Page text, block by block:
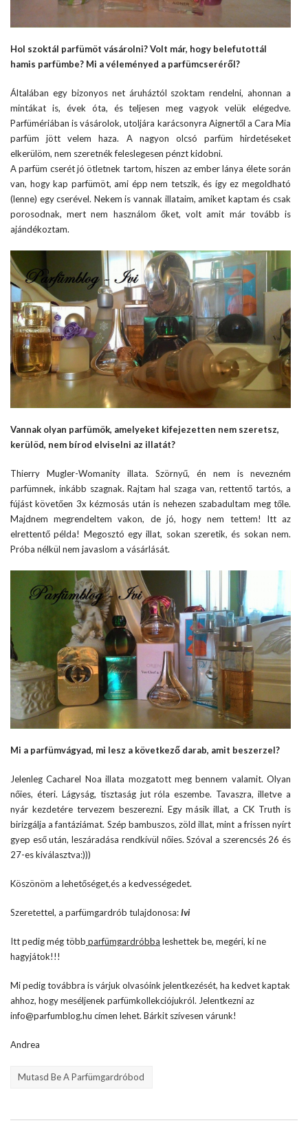
Hol szoktál parfümöt vásárolni? Volt már, hogy belefutottál
hamis parfümbe? Mi a véleményed a parfümcseréről?
Általában egy bizonyos net áruháztól szoktam rendelni, ahonnan a
mintákat is, évek óta, és teljesen meg vagyok velük elégedve.
Parfümériában is vásárolok, utoljára karácsonyra Aignertől a Cara Mia
parfüm jött velem haza. A nagyon olcsó parfüm hirdetéseket
elkerülöm, nem szeretnék feleslegesen pénzt kidobni.
A parfüm cserét jó ötletnek tartom, hiszen az ember lánya élete során
van, hogy kap parfümöt, ami épp nem tetszik, és így ez megoldható
(lenne) egy cserével. Nekem is vannak illataim, amiket kaptam és csak
porosodnak, mert nem használom őket, volt amit már tovább is
ajándékoztam.
Vannak olyan parfümök, amelyeket kifejezetten nem szeretsz,
kerülöd, nem bírod elviselni az illatát?
Thierry Mugler-Womanity illata. Szörnyű, én nem is nevezném
parfümnek, inkább szagnak. Rajtam hal szaga van, rettentő tartós, a
fújást követően 3x kézmosás után is nehezen szabadultam meg tőle.
Majdnem megrendeltem vakon, de jó, hogy nem tettem! Itt az
elrettentő példa! Megosztó egy illat, sokan szeretik, és sokan nem.
Próba nélkül nem javaslom a vásárlását.
Mi a parfümvágyad, mi lesz a következő darab, amit beszerzel?
Jelenleg Cacharel Noa illata mozgatott meg bennem valamit. Olyan
nőies, éteri. Lágyság, tisztaság jut róla eszembe. Tavaszra, illetve a
nyár kezdetére tervezem beszerezni. Egy másik illat, a CK Truth is
birizgálja a fantáziámat. Szép bambuszos, zöld illat, mint a frissen nyírt
gyep eső után, leszáradása rendkívül nőies. Szóval a szerencsés 26 és
27-es kiválasztva:)))
Köszönöm a lehetőséget,és a kedvességedet.
Szeretettel, a parfümgardrób tulajdonosa:Ivi
Itt pedig még több parfümgardróbba leshettek be, megéri, ki ne
hagyjátok!!!
Mi pedig továbbra is várjuk olvasóink jelentkezését, ha kedvet kaptak
ahhoz, hogy meséljenek parfümkollekciójukról. Jelentkezni az
info@parfumblog.hu címen lehet. Bárkit szívesen várunk!
Andrea
Mutasd Be A Parfümgardróbod